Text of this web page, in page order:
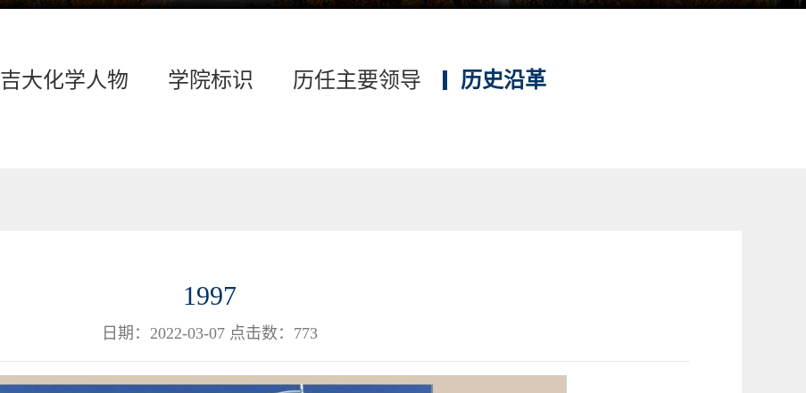
吉大化学人物 学院标识 历任主要领导 历史沿革
1997
日期：2022-03-07 点击数： 773